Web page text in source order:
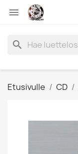

search
Etusivulle CD